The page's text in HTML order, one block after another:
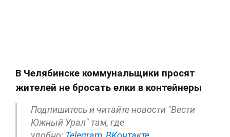
В Челябинске коммунальщики просят
жителей не бросать елки в контейнеры
Подпишитесь и читайте новости "Вести
Южный Урал" там, где